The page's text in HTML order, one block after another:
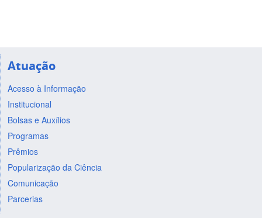
Atuação
Acesso à Informação
Institucional
Bolsas e Auxílios
Programas
Prêmios
Popularização da Ciência
Comunicação
Parcerias